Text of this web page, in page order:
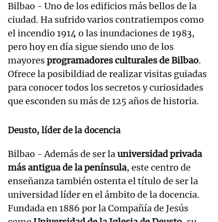
Bilbao - Uno de los edificios más bellos de la
ciudad. Ha sufrido varios contratiempos como
el incendio 1914 o las inundaciones de 1983,
pero hoy en día sigue siendo uno de los
mayoresprogramadores culturales de Bilbao.
Ofrece la posibildiad de realizar visitas guiadas
para conocer todos los secretos y curiosidades
que esconden su más de 125 años de historia.
Deusto, líder de la docencia
Bilbao - Además de ser launiversidad privada
más antigua de la península, este centro de
enseñanza también ostenta el título de ser la
universidad líder en el ámbito de la docencia.
Fundada en 1886 por la Compañía de Jesús